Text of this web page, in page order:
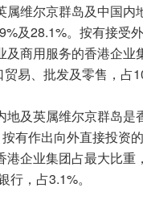
维尔京群岛及中国内
及28.1%。按有接受
商用服务的香港企
易、批发及零售，占
及英属维尔京群岛是
有作出向外直接投资
企业集团占最大比
，占3.1%。